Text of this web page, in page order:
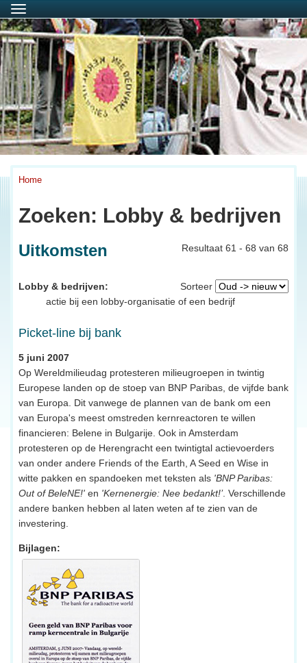
Menu
Home
Zoeken: Lobby & bedrijven
Resultaat 61 - 68 van 68
Uitkomsten
Sorteer
Lobby & bedrijven:
actie bij een lobby-organisatie of een bedrijf
Picket-line bij bank
5 juni 2007
Op Wereldmilieudag protesteren milieugroepen in twintig
Europese landen op de stoep van BNP Paribas, de vijfde bank
van Europa. Dit vanwege de plannen van de bank om een
van Europa's meest omstreden kernreactoren te willen
financieren: Belene in Bulgarije. Ook in Amsterdam
protesteren op de Herengracht een twintigtal actievoerders
van onder andere Friends of the Earth, A Seed en Wise in
witte pakken en spandoeken met teksten als 'BNP Paribas:
Out of BeleNE!' en 'Kernenergie: Nee bedankt!’. Verschillende
andere banken hebben al laten weten af te zien van de
investering.
Bijlagen: